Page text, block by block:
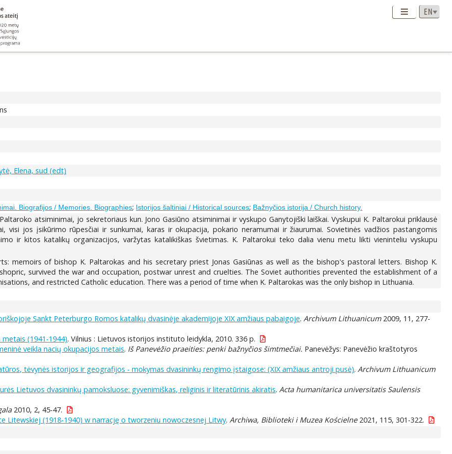
Elena, sud (edt)
Biografijos / Memories. Biographies; Istorijos šaltiniai / Historical sources; Bažnyčios istorija / Church history.
atsiminimai, jo sekretoriaus kun. Jono Gasiūno atsiminimai ir vyskupo Ganytojiški laiškai. Vyskupui K. Paltarokui priklausė
visi jos įsikūrimo rūpesčiai ir sunkumai, karas ir okupacija, pokario neramumai ir žiaurumai. Sovietinės vadžios pastangomis
ir kitos katalikų organizacijos, varžytas katalikiškas švietimas. K. Paltarokui teko dalia vienu metu likti vieninteliu vyskupu
memoirs of bishop K. Paltarokas and his secretary priest Jonas Gasiūnas as well as the bishop's pastoral letters. Bishop K.
survived the war and occupation, postwar unrest and cruelties. The Soviet authorities prevented the establishment of a
and restricted Catholic education. There was a period of time when K. Paltarokas was the only bishop in Lithuania.
Sankt Peterburgo Romos katalikų dvasinėje akademijoje XIX amžiaus pabaigoje. Archivum Lithuanicum2009, 11, 277-
(1941-1944). Vilnius : Lietuvos istorijos instituto leidykla, 2010. 336 p.
veikla nacių okupacijos metais. Iš Panevėžio praeities: penki bažnyčios šimtmečiai. Panevėžys: Panevėžio kraštotyros
tėvynės istorijos ir geografijos - mokymas dvasininkų rengimo įstaigose: (XIX amžiaus antroji pusė). Archivum Lithuanicum
Lietuvos dvasininkų pamoksluose: gyvenimiškas, religinis ir literatūrinis akiratis. Acta humanitarica universitatis Saulensis
2010, 2, 45-47.
Litewskiej (1918-1940) w narrację o tworzeniu nowoczesnej Litwy. Archiwa, Biblioteki i Muzea Kościelne2021, 115, 301-322.